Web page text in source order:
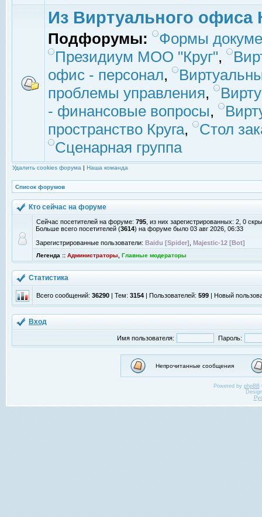
Из Виртуального офиса
Подфорумы:
Формы
Президиум МОО "Круг",
офис - персонал,
проблемы управления,
- финансовые вопросы,
пространство Круга,
Стол
Сценарная группа
Удалить cookies форума | Наша команда
Список форумов
Кто сейчас на форуме
Сейчас посетителей на форуме: 795 , из них зарегистрированных: 2, 0
Больше всего посетителей (3614) на форуме было 03 авг 2026, 06:33
Зарегистрированные пользователи: Baidu [Spider] Majestic-12 [Bot]
Легенда :: Администраторы Главные модераторы
Статистика
Всего сообщений: 36290 | Тем: 3154 | Пользователей: 599 | Новый
Вход
Имя пользователя: Пароль:
Непрочитанные сообщения
Powered by phpBB